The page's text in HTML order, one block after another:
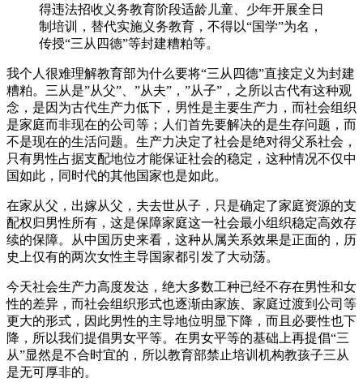
得违法招收义务教育阶段适龄儿童、少年开展全日
制培训，替代实施义务教育，不得以“国学”为名，
传授“三从四德”等封建糟粕等。
我个人很难理解教育部为什么要将“三从四德”直接定义为封建
糟粕。三从是”从父”、”从夫”，”从子”，之所以古代有这种观
念，是因为古代生产力低下，男性是主要生产力，而社会组织
是家庭而非现在的公司等；人们首先要解决的是生存问题，而
不是现在的生活问题。生产力决定了社会是绝对得父系社会，
只有男性占据支配地位才能保证社会的稳定，这种情况不仅中
国如此，同时代的其他国家也是如此。
在家从父，出嫁从父，夫去世从子，只是确定了家庭资源的支
配权归男性所有，这是保障家庭这一社会最小组织稳定高效存
续的保障。从中国历史来看，这种从属关系效果是正面的，历
史上仅有的两次女性主导国家都引发了大动荡。
今天社会生产力高度发达，绝大多数工种已经不存在男性和女
性的差异，而社会组织形式也逐渐由家族、家庭过渡到公司等
更大的形式，因此男性的主导地位明显下降，而且必要性也下
降，所以我们提倡男女平等。在男女平等的基础上再提倡“三
从”显然是不合时宜的，所以教育部禁止培训机构教孩子三从
是无可厚非的。